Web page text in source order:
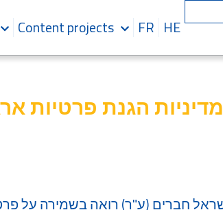
Content projects FR HE
מדיניות הגנת פרטיות